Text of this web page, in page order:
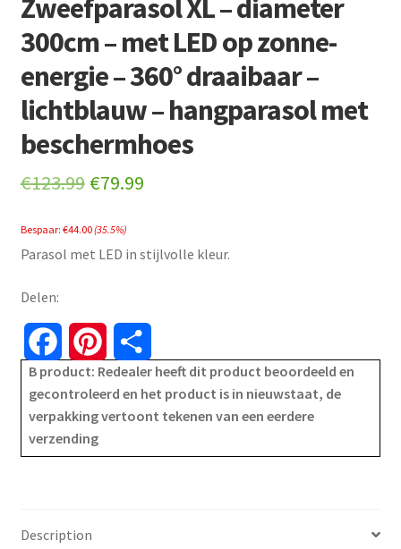
Zweefparasol XL – diameter
300cm – met LED op zonne-
energie – 360° draaibaar –
lichtblauw – hangparasol met
beschermhoes
€123.99 Original
was:
€79.99Current
is:
Bespaar: €44.00(35.5%)
Parasol met LED in stijlvolle kleur.
Delen:
a
c
e
o
i
n
t
h
a
r
B product: Redealer heeft dit product beoordeeld en
gecontroleerd en het product is in nieuwstaat, de
verpakking vertoont tekenen van een eerdere
verzending
Description